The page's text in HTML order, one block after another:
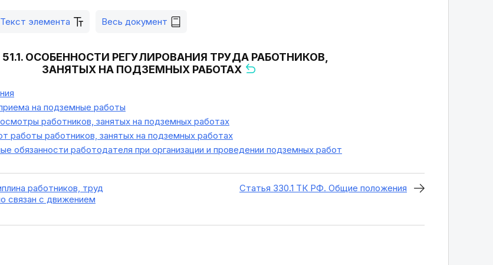
Текст элемента Весь документ
51.1. ОСОБЕННОСТИ РЕГУЛИРОВАНИЯ ТРУДА РАБОТНИКОВ,
ЗАНЯТЫХ НА ПОДЗЕМНЫХ РАБОТАХ
на подземные работы
работников, занятых на подземных работах
работы работников, занятых на подземных работах
обязанности работодателя при организации и проведении подземных работ
работников, труд
связан с движением
Статья 330.1 ТК РФ. Общие положения